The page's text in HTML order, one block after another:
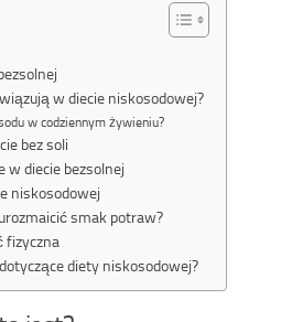
w diecie niskosodowej?
w codziennym żywieniu?
bez soli
w diecie bezsolnej
niskosodowej
smak potraw?
fizyczna
diety niskosodowej?